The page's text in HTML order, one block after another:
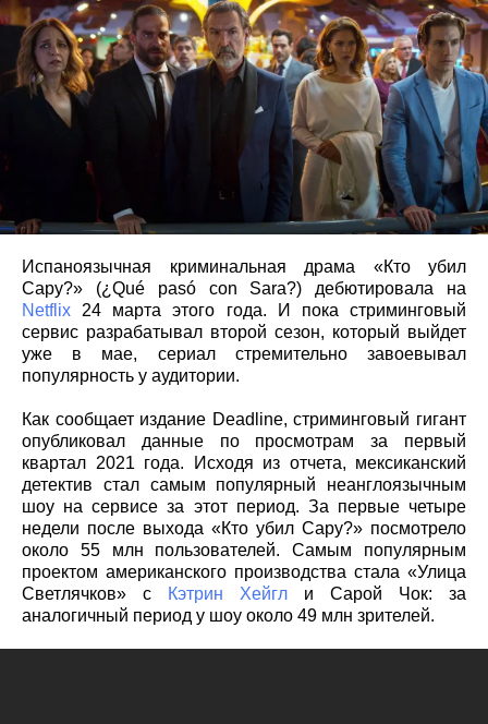
Испаноязычная криминальная драма «Кто убил
Сару?» (¿Qué pasó con Sara?) дебютировала на
Netflix 24 марта этого года. И пока стриминговый
сервис разрабатывал второй сезон, который выйдет
уже в мае, сериал стремительно завоевывал
популярность у аудитории.
Как сообщает издание Deadline, стриминговый гигант
опубликовал данные по просмотрам за первый
квартал 2021 года. Исходя из отчета, мексиканский
детектив стал самым популярный неанглоязычным
шоу на сервисе за этот период. За первые четыре
недели после выхода «Кто убил Сару?» посмотрело
около 55 млн пользователей. Самым популярным
проектом американского производства стала «Улица
Светлячков» с
Кэтрин Хейгл и Сарой Чок: за
аналогичный период у шоу около 49 млн зрителей.